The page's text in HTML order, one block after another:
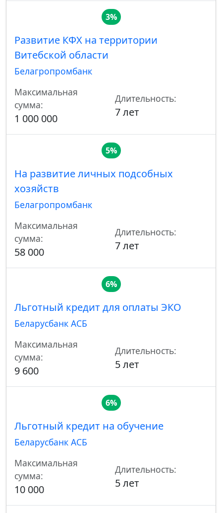
3%
Развитие КФХ на территории
Витебской области
Белагропромбанк
Максимальная
сумма:
1 000 000
Длительность:
7 лет
5%
На развитие личных подсобных
хозяйств
Белагропромбанк
Максимальная
сумма:
58 000
Длительность:
7 лет
6%
Льготный кредит для оплаты ЭКО
Беларусбанк АСБ
Максимальная
сумма:
9 600
Длительность:
5 лет
6%
Льготный кредит на обучение
Беларусбанк АСБ
Максимальная
сумма:
10 000
Длительность:
5 лет